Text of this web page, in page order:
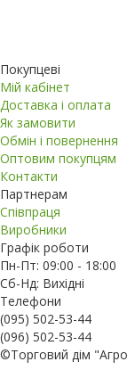
Покупцеві
Мій кабінет
Доставка і оплата
Як замовити
Обмін і повернення
Оптовим покупцям
Контакти
Партнерам
Співпраця
Виробники
Графік роботи
Пн-Пт: 09:00 - 18:00
Сб-Нд: Вихідні
Телефони
(095) 502-53-44
(096) 502-53-44
©Торговий дім